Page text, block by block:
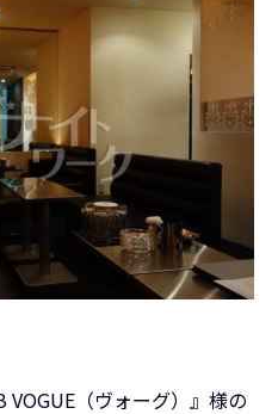
（ヴォーグ）』様の